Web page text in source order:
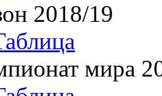
2018/19
мира